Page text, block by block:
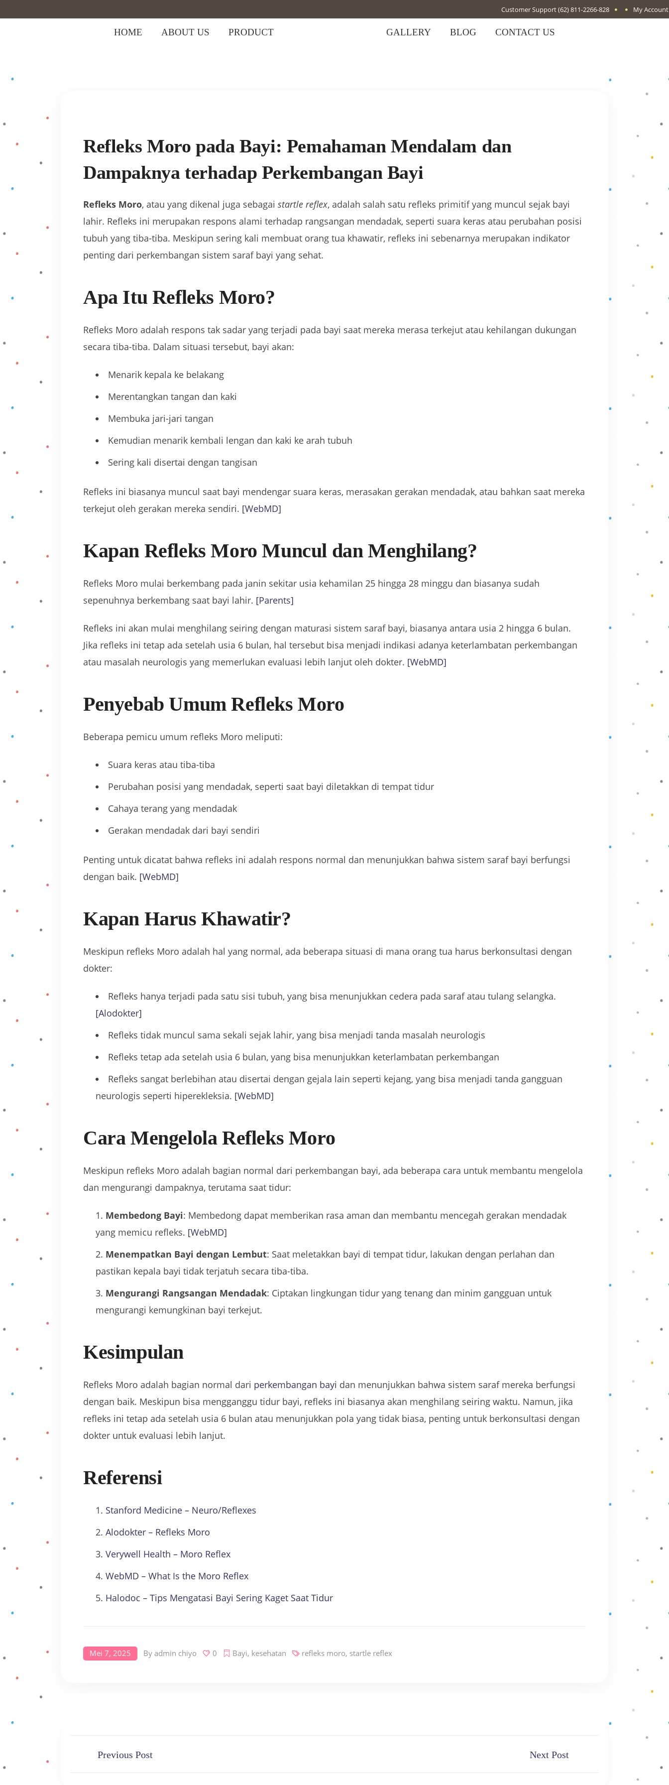
Customer Support(62) 811-2266-828 My Account
HOME ABOUT US PRODUCT GALLERY BLOG CONTACT US
Refleks Moro pada Bayi: Pemahaman Mendalam dan
Dampaknya terhadap Perkembangan Bayi
Refleks Moro, atau yang dikenal juga sebagai startle reflex, adalah salah satu refleks primitif yang muncul sejak bayi
lahir. Refleks ini merupakan respons alami terhadap rangsangan mendadak, seperti suara keras atau perubahan posisi
tubuh yang tiba-tiba. Meskipun sering kali membuat orang tua khawatir, refleks ini sebenarnya merupakan indikator
penting dari perkembangan sistem saraf bayi yang sehat.
Apa Itu Refleks Moro?
Refleks Moro adalah respons tak sadar yang terjadi pada bayi saat mereka merasa terkejut atau kehilangan dukungan
secara tiba-tiba. Dalam situasi tersebut, bayi akan:
Menarik kepala ke belakang
Merentangkan tangan dan kaki
Membuka jari-jari tangan
Kemudian menarik kembali lengan dan kaki ke arah tubuh
Sering kali disertai dengan tangisan
Refleks ini biasanya muncul saat bayi mendengar suara keras, merasakan gerakan mendadak, atau bahkan saat mereka
terkejut oleh gerakan mereka sendiri. [WebMD]
Kapan Refleks Moro Muncul dan Menghilang?
Refleks Moro mulai berkembang pada janin sekitar usia kehamilan 25 hingga 28 minggu dan biasanya sudah
sepenuhnya berkembang saat bayi lahir. [Parents]
Refleks ini akan mulai menghilang seiring dengan maturasi sistem saraf bayi, biasanya antara usia 2 hingga 6 bulan.
Jika refleks ini tetap ada setelah usia 6 bulan, hal tersebut bisa menjadi indikasi adanya keterlambatan perkembangan
atau masalah neurologis yang memerlukan evaluasi lebih lanjut oleh dokter. [WebMD]
Penyebab Umum Refleks Moro
Beberapa pemicu umum refleks Moro meliputi:
Suara keras atau tiba-tiba
Perubahan posisi yang mendadak, seperti saat bayi diletakkan di tempat tidur
Cahaya terang yang mendadak
Gerakan mendadak dari bayi sendiri
Penting untuk dicatat bahwa refleks ini adalah respons normal dan menunjukkan bahwa sistem saraf bayi berfungsi
dengan baik. [WebMD]
Kapan Harus Khawatir?
Meskipun refleks Moro adalah hal yang normal, ada beberapa situasi di mana orang tua harus berkonsultasi dengan
dokter:
Refleks hanya terjadi pada satu sisi tubuh, yang bisa menunjukkan cedera pada saraf atau tulang selangka.
[Alodokter]
Refleks tidak muncul sama sekali sejak lahir, yang bisa menjadi tanda masalah neurologis
Refleks tetap ada setelah usia 6 bulan, yang bisa menunjukkan keterlambatan perkembangan
Refleks sangat berlebihan atau disertai dengan gejala lain seperti kejang, yang bisa menjadi tanda gangguan
neurologis seperti hiperekleksia. [WebMD]
Cara Mengelola Refleks Moro
Meskipun refleks Moro adalah bagian normal dari perkembangan bayi, ada beberapa cara untuk membantu mengelola
dan mengurangi dampaknya, terutama saat tidur:
Membedong Bayi: Membedong dapat memberikan rasa aman dan membantu mencegah gerakan mendadak
yang memicu refleks. [WebMD]
Menempatkan Bayi dengan Lembut: Saat meletakkan bayi di tempat tidur, lakukan dengan perlahan dan
pastikan kepala bayi tidak terjatuh secara tiba-tiba.
Mengurangi Rangsangan Mendadak: Ciptakan lingkungan tidur yang tenang dan minim gangguan untuk
mengurangi kemungkinan bayi terkejut.
Kesimpulan
Refleks Moro adalah bagian normal dari perkembangan bayi dan menunjukkan bahwa sistem saraf mereka berfungsi
dengan baik. Meskipun bisa mengganggu tidur bayi, refleks ini biasanya akan menghilang seiring waktu. Namun, jika
refleks ini tetap ada setelah usia 6 bulan atau menunjukkan pola yang tidak biasa, penting untuk berkonsultasi dengan
dokter untuk evaluasi lebih lanjut.
Referensi
Stanford Medicine – Neuro/Reflexes
Alodokter – Refleks Moro
Verywell Health – Moro Reflex
WebMD – What Is the Moro Reflex
Halodoc – Tips Mengatasi Bayi Sering Kaget Saat Tidur
Mei 7, 2025 By admin chiyo 0 Bayi, kesehatan refleks moro, startle reflex
Previous Post Next Post